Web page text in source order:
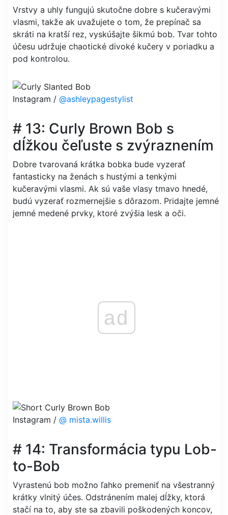
Vrstvy a uhly fungujú skutočne dobre s kučeravými
vlasmi, takže ak uvažujete o tom, že prepínač sa
skráti na kratší rez, vyskúšajte šikmú bob. Tvar tohto
účesu udržuje chaotické divoké kučery v poriadku a
pod kontrolou.
Instagram / @ashleypagestylist
# 13: Curly Brown Bob s
dĺžkou čeľuste s zvýraznením
Dobre tvarovaná krátka bobka bude vyzerať
fantasticky na ženách s hustými a tenkými
kučeravými vlasmi. Ak sú vaše vlasy tmavo hnedé,
budú vyzerať rozmernejšie s dôrazom. Pridajte jemné
jemné medené prvky, ktoré zvýšia lesk a oči.
ad
Instagram / @ mista.willis
# 14: Transformácia typu Lob-
to-Bob
Vyrastenú bob možno ľahko premeniť na všestranný
krátky vlnitý účes. Odstránením malej dĺžky, ktorá
stačí na to, aby ste sa zbavili poškodených koncov,